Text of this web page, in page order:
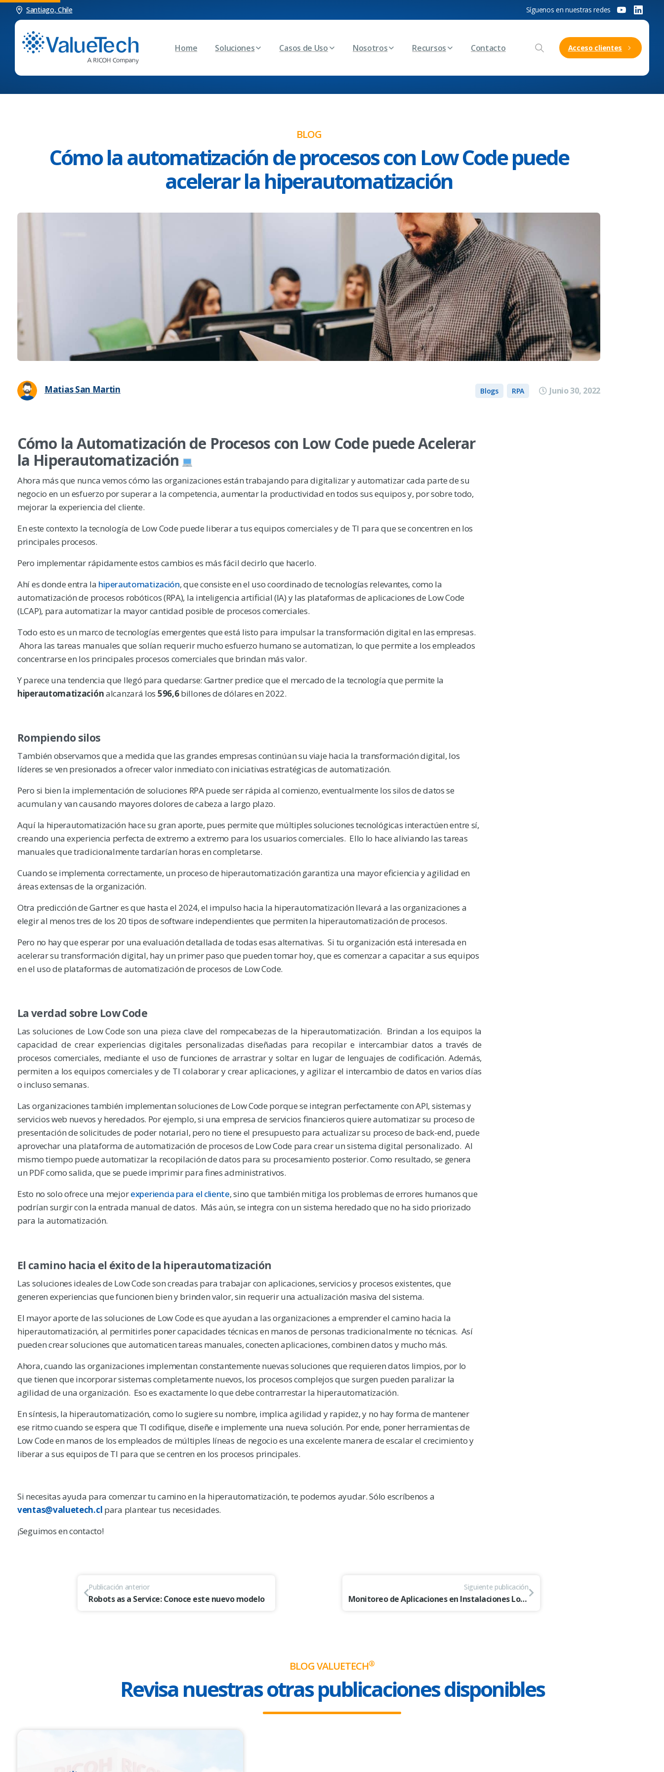
Santiago, Chile Síguenos en nuestras redes
Home Soluciones Casos de Uso Nosotros Recursos Contacto Acceso clientes
BLOG
Cómo la automatización de procesos con Low Code puede
acelerar la hiperautomatización
Matias San Martin Blogs RPA Junio 30, 2022
Cómo la Automatización de Procesos con Low Code puede Acelerar
la Hiperautomatización
Ahora más que nunca vemos cómo las organizaciones están trabajando para digitalizar y automatizar cada parte de su
negocio en un esfuerzo por superar a la competencia, aumentar la productividad en todos sus equipos y, por sobre todo,
mejorar la experiencia del cliente.
En este contexto la tecnología de Low Code puede liberar a tus equipos comerciales y de TI para que se concentren en los
principales procesos.
Pero implementar rápidamente estos cambios es más fácil decirlo que hacerlo.
Ahí es donde entra la hiperautomatización, que consiste en el uso coordinado de tecnologías relevantes, como la
automatización de procesos robóticos (RPA), la inteligencia artificial (IA) y las plataformas de aplicaciones de Low Code
(LCAP), para automatizar la mayor cantidad posible de procesos comerciales.
Todo esto es un marco de tecnologías emergentes que está listo para impulsar la transformación digital en las empresas.
Ahora las tareas manuales que solían requerir mucho esfuerzo humano se automatizan, lo que permite a los empleados
concentrarse en los principales procesos comerciales que brindan más valor.
Y parece una tendencia que llegó para quedarse: Gartner predice que el mercado de la tecnología que permite la
hiperautomatizaciónalcanzará los 596,6billones de dólares en 2022.
Rompiendo silos
También observamos que a medida que las grandes empresas continúan su viaje hacia la transformación digital, los
líderes se ven presionados a ofrecer valor inmediato con iniciativas estratégicas de automatización.
Pero si bien la implementación de soluciones RPA puede ser rápida al comienzo, eventualmente los silos de datos se
acumulan y van causando mayores dolores de cabeza a largo plazo.
Aquí la hiperautomatización hace su gran aporte, pues permite que múltiples soluciones tecnológicas interactúen entre sí,
creando una experiencia perfecta de extremo a extremo para los usuarios comerciales. Ello lo hace aliviando las tareas
manuales que tradicionalmente tardarían horas en completarse.
Cuando se implementa correctamente, un proceso de hiperautomatización garantiza una mayor eficiencia y agilidad en
áreas extensas de la organización.
Otra predicción de Gartner es que hasta el 2024, el impulso hacia la hiperautomatización llevará a las organizaciones a
elegir al menos tres de los 20 tipos de software independientes que permiten la hiperautomatización de procesos.
Pero no hay que esperar por una evaluación detallada de todas esas alternativas. Si tu organización está interesada en
acelerar su transformación digital, hay un primer paso que pueden tomar hoy, que es comenzar a capacitar a sus equipos
en el uso de plataformas de automatización de procesos de Low Code.
La verdad sobre Low Code
Las soluciones de Low Code son una pieza clave del rompecabezas de la hiperautomatización. Brindan a los equipos la
capacidad de crear experiencias digitales personalizadas diseñadas para recopilar e intercambiar datos a través de
procesos comerciales, mediante el uso de funciones de arrastrar y soltar en lugar de lenguajes de codificación. Además,
permiten a los equipos comerciales y de TI colaborar y crear aplicaciones, y agilizar el intercambio de datos en varios días
o incluso semanas.
Las organizaciones también implementan soluciones de Low Code porque se integran perfectamente con API, sistemas y
servicios web nuevos y heredados. Por ejemplo, si una empresa de servicios financieros quiere automatizar su proceso de
presentación de solicitudes de poder notarial, pero no tiene el presupuesto para actualizar su proceso de back-end, puede
aprovechar una plataforma de automatización de procesos de Low Code para crear un sistema digital personalizado. Al
mismo tiempo puede automatizar la recopilación de datos para su procesamiento posterior. Como resultado, se genera
un PDF como salida, que se puede imprimir para fines administrativos.
Esto no solo ofrece una mejorexperiencia para el cliente, sino que también mitiga los problemas de errores humanos que
podrían surgir con la entrada manual de datos. Más aún, se integra con un sistema heredado que no ha sido priorizado
para la automatización.
El camino hacia el éxito de la hiperautomatización
Las soluciones ideales de Low Code son creadas para trabajar con aplicaciones, servicios y procesos existentes, que
generen experiencias que funcionen bien y brinden valor, sin requerir una actualización masiva del sistema.
El mayor aporte de las soluciones de Low Code es que ayudan a las organizaciones a emprender el camino hacia la
hiperautomatización, al permitirles poner capacidades técnicas en manos de personas tradicionalmente no técnicas. Así
pueden crear soluciones que automaticen tareas manuales, conecten aplicaciones, combinen datos y mucho más.
Ahora, cuando las organizaciones implementan constantemente nuevas soluciones que requieren datos limpios, por lo
que tienen que incorporar sistemas completamente nuevos, los procesos complejos que surgen pueden paralizar la
agilidad de una organización. Eso es exactamente lo que debe contrarrestar la hiperautomatización.
En síntesis, la hiperautomatización, como lo sugiere su nombre, implica agilidad y rapidez, y no hay forma de mantener
ese ritmo cuando se espera que TI codifique, diseñe e implemente una nueva solución. Por ende, poner herramientas de
Low Code en manos de los empleados de múltiples líneas de negocio es una excelente manera de escalar el crecimiento y
liberar a sus equipos de TI para que se centren en los procesos principales.
Si necesitas ayuda para comenzar tu camino en la hiperautomatización, te podemos ayudar. Sólo escríbenos a
ventas@valuetech.cl para plantear tus necesidades.
¡Seguimos en contacto!
Publicación anterior
Robots as a Service: Conoce este nuevo modelo
Siguiente publicación
Monitoreo de Aplicaciones en Instalaciones Locales
BLOG VALUETECH®
Revisa nuestras otras publicaciones disponibles